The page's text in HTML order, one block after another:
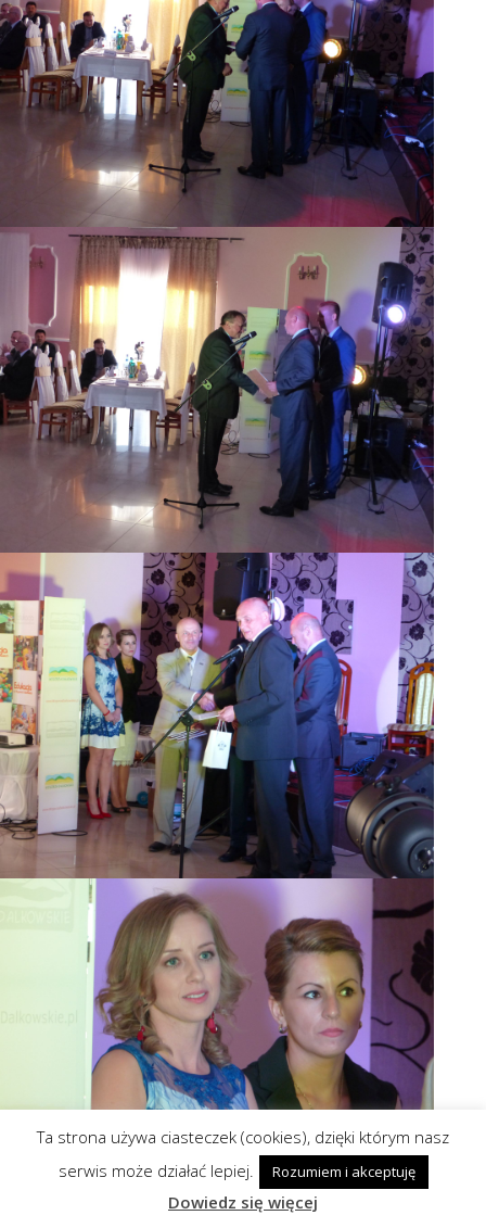
Ta strona używa ciasteczek (cookies), dzięki którym nasz
serwis może działać lepiej.
Rozumiem i akceptuję
Dowiedz się więcej